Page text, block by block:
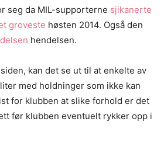
seg da MIL-supporterne sjikanerte
groveste høsten 2014. Også den
hendelsen.
kan det se ut til at enkelte av
med holdninger som ikke kan
for klubben at slike forhold er det
før klubben eventuelt rykker opp i